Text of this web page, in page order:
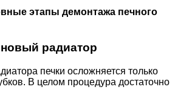
этапы демонтажа печного
радиатор
печки осложняется только
В целом процедура достаточно